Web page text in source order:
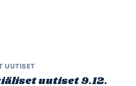
UUTISET
uutiset 9.12.